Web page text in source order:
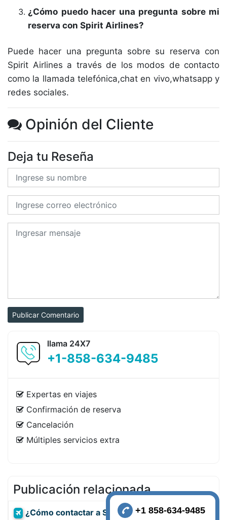
¿Cómo puedo hacer una pregunta sobre mi
reserva con Spirit Airlines?
Puede hacer una pregunta sobre su reserva con
Spirit Airlines a través de los modos de contacto
como la llamada telefónica,chat en vivo,whatsapp y
redes sociales.
Opinión del Cliente
Deja tu Reseña
Publicar Comentario
llama 24X7
+1-858-634-9485
Expertas en viajes
Confirmación de reserva
Cancelación
Múltiples servicios extra
Publicación relacionada
¿Cómo contactar a Spirit Airlines en Colombia?
+1 858-634-9485